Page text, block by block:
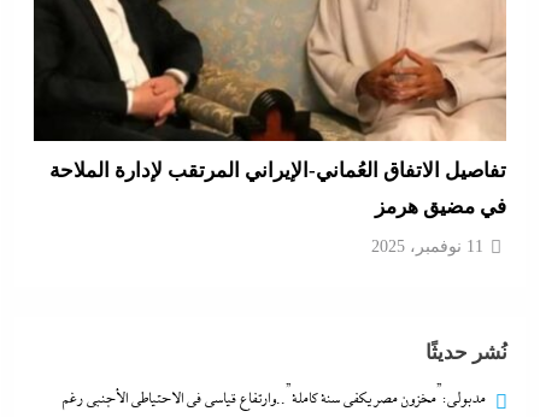
تفاصيل الاتفاق العُماني-الإيراني المرتقب لإدارة الملاحة
في مضيق هرمز
نُشر حديثًا
مدبولي:”مخزون مصر يكفي سنة كاملة”..وارتفاع قياسي في الاحتياطي الأجنبي رغم